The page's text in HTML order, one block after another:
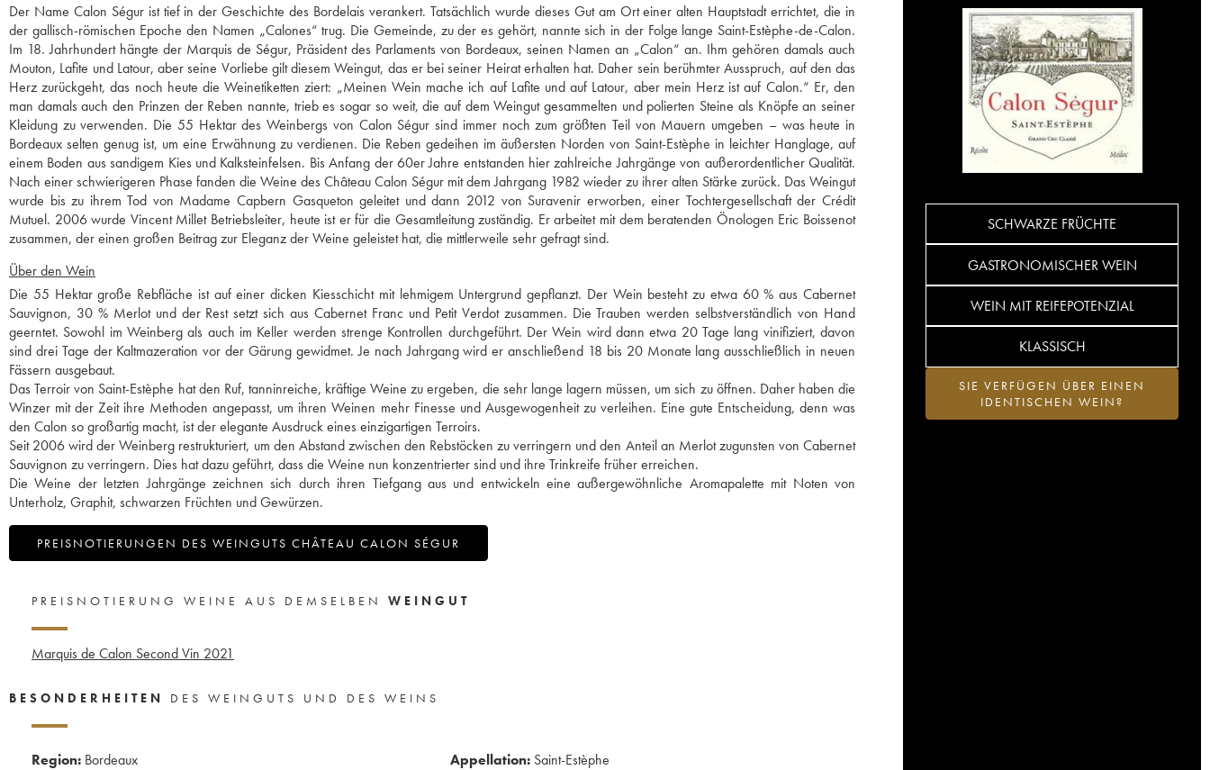
Der Name Calon Ségur ist tief in der Geschichte des Bordelais verankert. Tatsächlich wurde dieses Gut am Ort einer alten Hauptstadt errichtet, die in
der gallisch-römischen Epoche den Namen „Calones“ trug. Die Gemeinde, zu der es gehört, nannte sich in der Folge lange Saint-Estèphe-de-Calon.
Im 18. Jahrhundert hängte der Marquis de Ségur, Präsident des Parlaments von Bordeaux, seinen Namen an „Calon“ an. Ihm gehören damals auch
Mouton, Lafite und Latour, aber seine Vorliebe gilt diesem Weingut, das er bei seiner Heirat erhalten hat. Daher sein berühmter Ausspruch, auf den das
Herz zurückgeht, das noch heute die Weinetiketten ziert: „Meinen Wein mache ich auf Lafite und auf Latour, aber mein Herz ist auf Calon.“ Er, den
man damals auch den Prinzen der Reben nannte, trieb es sogar so weit, die auf dem Weingut gesammelten und polierten Steine als Knöpfe an seiner
Kleidung zu verwenden. Die 55 Hektar des Weinbergs von Calon Ségur sind immer noch zum größten Teil von Mauern umgeben – was heute in
Bordeaux selten genug ist, um eine Erwähnung zu verdienen. Die Reben gedeihen im äußersten Norden von Saint-Estèphe in leichter Hanglage, auf
einem Boden aus sandigem Kies und Kalksteinfelsen. Bis Anfang der 60er Jahre entstanden hier zahlreiche Jahrgänge von außerordentlicher Qualität.
Nach einer schwierigeren Phase fanden die Weine des Château Calon Ségur mit dem Jahrgang 1982 wieder zu ihrer alten Stärke zurück. Das Weingut
wurde bis zu ihrem Tod von Madame Capbern Gasqueton geleitet und dann 2012 von Suravenir erworben, einer Tochtergesellschaft der Crédit
Mutuel. 2006 wurde Vincent Millet Betriebsleiter, heute ist er für die Gesamtleitung zuständig. Er arbeitet mit dem beratenden Önologen Eric Boissenot
zusammen, der einen großen Beitrag zur Eleganz der Weine geleistet hat, die mittlerweile sehr gefragt sind.
Über den Wein
Die 55 Hektar große Rebfläche ist auf einer dicken Kiesschicht mit lehmigem Untergrund gepflanzt. Der Wein besteht zu etwa 60 % aus Cabernet
Sauvignon, 30 % Merlot und der Rest setzt sich aus Cabernet Franc und Petit Verdot zusammen. Die Trauben werden selbstverständlich von Hand
geerntet. Sowohl im Weinberg als auch im Keller werden strenge Kontrollen durchgeführt. Der Wein wird dann etwa 20 Tage lang vinifiziert, davon
sind drei Tage der Kaltmazeration vor der Gärung gewidmet. Je nach Jahrgang wird er anschließend 18 bis 20 Monate lang ausschließlich in neuen
Fässern ausgebaut.
Das Terroir von Saint-Estèphe hat den Ruf, tanninreiche, kräftige Weine zu ergeben, die sehr lange lagern müssen, um sich zu öffnen. Daher haben die
Winzer mit der Zeit ihre Methoden angepasst, um ihren Weinen mehr Finesse und Ausgewogenheit zu verleihen. Eine gute Entscheidung, denn was
den Calon so großartig macht, ist der elegante Ausdruck eines einzigartigen Terroirs.
Seit 2006 wird der Weinberg restrukturiert, um den Abstand zwischen den Rebstöcken zu verringern und den Anteil an Merlot zugunsten von Cabernet
Sauvignon zu verringern. Dies hat dazu geführt, dass die Weine nun konzentrierter sind und ihre Trinkreife früher erreichen.
Die Weine der letzten Jahrgänge zeichnen sich durch ihren Tiefgang aus und entwickeln eine außergewöhnliche Aromapalette mit Noten von
Unterholz, Graphit, schwarzen Früchten und Gewürzen.
PREISNOTIERUNGEN DES WEINGUTS CHÂTEAU CALON SÉGUR
SCHWARZE FRÜCHTE
GASTRONOMISCHER WEIN
WEIN MIT REIFEPOTENZIAL
KLASSISCH
SIE VERFÜGEN ÜBER EINEN
IDENTISCHEN WEIN?
PREISNOTIERUNG WEINE AUS DEMSELBEN WEINGUT
Marquis de Calon Second Vin 2021
BESONDERHEITEN DES WEINGUTS UND DES WEINS
Region: Bordeaux
Appellation: Saint-Estèphe